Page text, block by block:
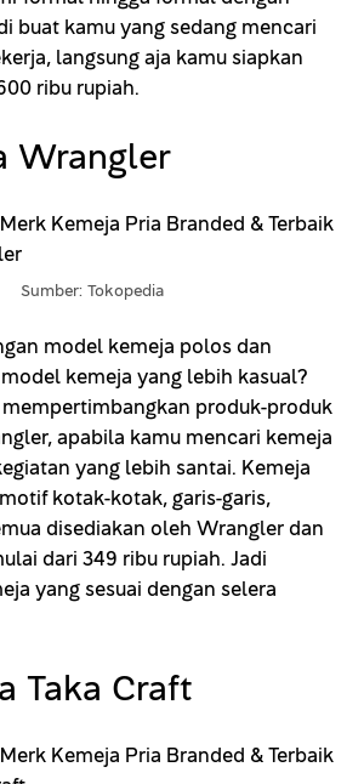
buat kamu yang sedang mencari
langsung aja kamu siapkan
ribu rupiah.
Wrangler
Sumber: Tokopedia
model kemeja polos dan
kemeja yang lebih kasual?
mempertimbangkan produk-produk
apabila kamu mencari kemeja
yang lebih santai. Kemeja
kotak-kotak, garis-garis,
disediakan oleh Wrangler dan
dari 349 ribu rupiah. Jadi
yang sesuai dengan selera
Taka Craft